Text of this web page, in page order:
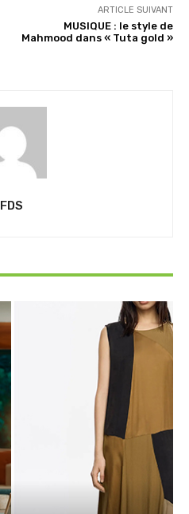
ARTICLE SUIVANT
MUSIQUE : le style de
Mahmood dans « Tuta gold »
FDS